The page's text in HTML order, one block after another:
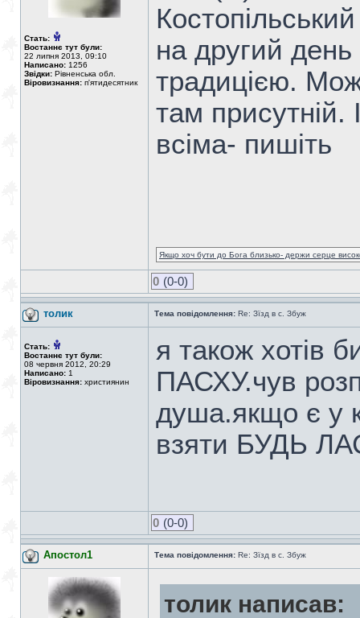
Стать:
Востаннє тут були:
22 липня 2013, 09:10
Написано: 1256
Звідки: Рівненська обл.
Віровизнання: п'ятидесятник
на другий
традицією.
там присутній.
всіма- пишіть
Якщо хоч бути до Бога близько- держи серце
0 (0-0)
толик Тема повідомлення: Re: Зїзд в с. Збуж
Стать:
Востаннє тут були:
08 червня 2012, 20:29
Написано: 1
Віровизнання: християнин
я також хотів
ПАСХУ.чув
душа.якщо є у
взяти БУДЬ
0 (0-0)
Апостол1 Тема повідомлення: Re: Зїзд в с. Збуж
толик написав: